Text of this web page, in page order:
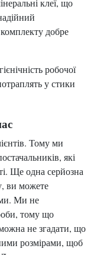
клеї, що
добре
робочої
у стики
Тому ми
які
Ще одна серйозна
ви можете
Ми не
тому що
не згадати, що
розмірами, щоб